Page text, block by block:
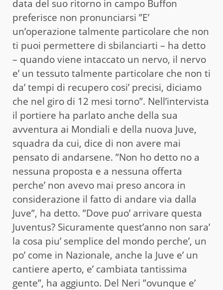
data del suo ritorno in campo Buffon
preferisce non pronunciarsi ”E’
un’operazione talmente particolare che non
ti puoi permettere di sbilanciarti – ha detto
– quando viene intaccato un nervo, il nervo
e’ un tessuto talmente particolare che non ti
da’ tempi di recupero cosi’ precisi, diciamo
che nel giro di 12 mesi torno”. Nell’intervista
il portiere ha parlato anche della sua
avventura ai Mondiali e della nuova Juve,
squadra da cui, dice di non avere mai
pensato di andarsene. ”Non ho detto no a
nessuna proposta e a nessuna offerta
perche’ non avevo mai preso ancora in
considerazione il fatto di andare via dalla
Juve”, ha detto. ”Dove puo’ arrivare questa
Juventus? Sicuramente quest’anno non sara’
la cosa piu’ semplice del mondo perche’, un
po’ come in Nazionale, anche la Juve e’ un
cantiere aperto, e’ cambiata tantissima
gente”, ha aggiunto. Del Neri ”ovunque e’